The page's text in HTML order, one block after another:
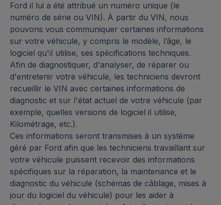
Ford il lui a été attribué un numéro unique (le
numéro de série ou VIN). À partir du VIN, nous
pouvons vous communiquer certaines informations
sur votre véhicule, y compris le modèle, l’âge, le
logiciel qu'il utilise, ses spécifications techniques.
Afin de diagnostiquer, d'analyser, de réparer ou
d'entretenir votre véhicule, les techniciens devront
recueillir le VIN avec certaines informations de
diagnostic et sur l'état actuel de votre véhicule (par
exemple, quelles versions de logiciel il utilise,
Kilométrage, etc.).
Ces informations seront transmises à un système
géré par Ford afin que les techniciens travaillant sur
votre véhicule puissent recevoir des informations
spécifiques sur la réparation, la maintenance et le
diagnostic du véhicule (schémas de câblage, mises à
jour du logiciel du véhicule) pour les aider à